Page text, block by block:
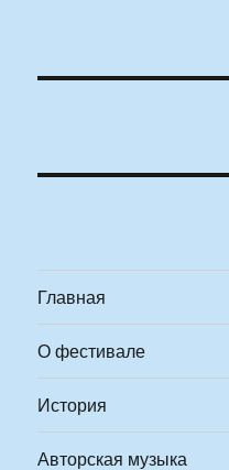
Главная
О фестивале
История
Авторская музыка